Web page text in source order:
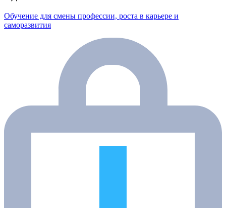
Обучение для смены профессии, роста в карьере и
саморазвития